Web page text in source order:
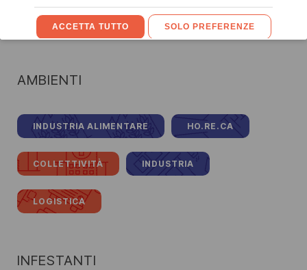
riflettenti che possono influire sulla direzione del volo
delle mosche o di altri insetti.
AMBIENTI
INDUSTRIA ALIMENTARE HO.RE.CA
COLLETTIVITÀ INDUSTRIA
LOGISTICA
INFESTANTI